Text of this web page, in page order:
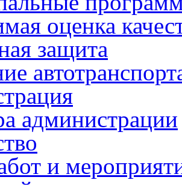
оценка
защита
администрации
и